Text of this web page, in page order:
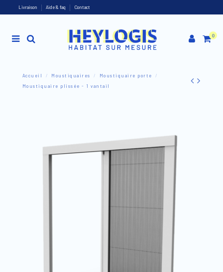
Livraison Aide & faq Contact
0
Accueil Moustiquaires
Moustiquaire porte
Moustiquaire plissée - 1 vantail